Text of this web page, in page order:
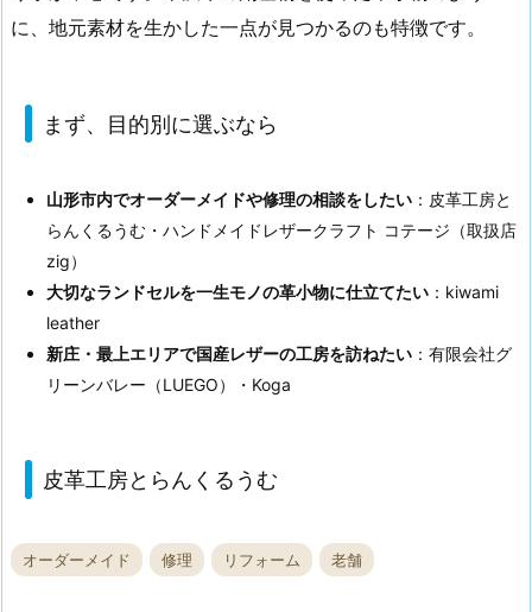
に、地元素材を生かした一点が見つかるのも特徴です。
まず、目的別に選ぶなら
山形市内でオーダーメイドや修理の相談をしたい ：皮革工房と
らんくるうむ・ハンドメイドレザークラフト コテージ（取扱店
zig）
大切なランドセルを一生モノの革小物に仕立てたい ：kiwami
leather
新庄・最上エリアで国産レザーの工房を訪ねたい ：有限会社グ
リーンバレー（LUEGO）・Koga
皮革工房とらんくるうむ
オーダーメイド 修理 リフォーム 老舗